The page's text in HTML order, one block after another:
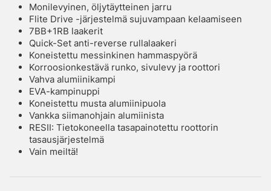
Monilevyinen, öljytäytteinen jarru
Flite Drive -järjestelmä sujuvampaan kelaamiseen
7BB+1RB laakerit
Quick-Set anti-reverse rullalaakeri
Koneistettu messinkinen hammaspyörä
Korroosionkestävä runko, sivulevy ja roottori
Vahva alumiinikampi
EVA-kampinuppi
Koneistettu musta alumiinipuola
Vankka siimanohjain alumiinista
RESII: Tietokoneella tasapainotettu roottorin
tasausjärjestelmä
Vain meiltä!